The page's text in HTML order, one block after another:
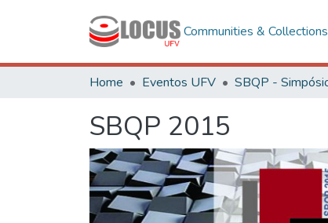
Communities & Collections
Home Eventos UFV
SBQP 2015